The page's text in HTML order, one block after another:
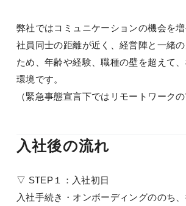
弊社ではコミュニケーションの機会を
社員同士の距離が近く、経営陣と一緒
ため、年齢や経験、職種の壁を超えて
環境です。
（緊急事態宣言下ではリモートワークの
入社後の流れ
▽ STEP１：入社初日
入社手続き・オンボーディングののち